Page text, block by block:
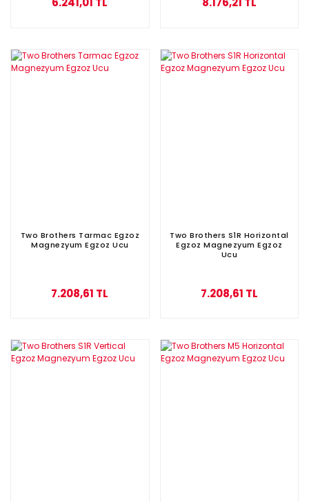
Two Brothers Tarmac Egzoz
Magnezyum Egzoz Ucu
7.208,61 TL
Two Brothers S1R Horizontal
Egzoz Magnezyum Egzoz
Ucu
7.208,61 TL